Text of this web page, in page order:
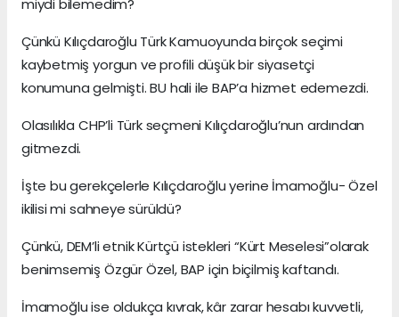
miydi bilemedim?
Çünkü Kılıçdaroğlu Türk Kamuoyunda birçok seçimi
kaybetmiş yorgun ve profili düşük bir siyasetçi
konumuna gelmişti. BU hali ile BAP’a hizmet edemezdi.
Olasılıkla CHP’li Türk seçmeni Kılıçdaroğlu’nun ardından
gitmezdi.
İşte bu gerekçelerle Kılıçdaroğlu yerine İmamoğlu- Özel
ikilisi mi sahneye sürüldü?
Çünkü, DEM’li etnik Kürtçü istekleri “Kürt Meselesi”olarak
benimsemiş Özgür Özel, BAP için biçilmiş kaftandı.
İmamoğlu ise oldukça kıvrak, kâr zarar hesabı kuvvetli,